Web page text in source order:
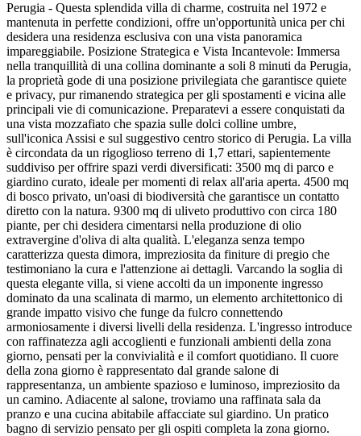
Perugia - Questa splendida villa di charme, costruita nel 1972 e
mantenuta in perfette condizioni, offre un'opportunità unica per chi
desidera una residenza esclusiva con una vista panoramica
impareggiabile. Posizione Strategica e Vista Incantevole: Immersa
nella tranquillità di una collina dominante a soli 8 minuti da Perugia,
la proprietà gode di una posizione privilegiata che garantisce quiete
e privacy, pur rimanendo strategica per gli spostamenti e vicina alle
principali vie di comunicazione. Preparatevi a essere conquistati da
una vista mozzafiato che spazia sulle dolci colline umbre,
sull'iconica Assisi e sul suggestivo centro storico di Perugia. La villa
è circondata da un rigoglioso terreno di 1,7 ettari, sapientemente
suddiviso per offrire spazi verdi diversificati: 3500 mq di parco e
giardino curato, ideale per momenti di relax all'aria aperta. 4500 mq
di bosco privato, un'oasi di biodiversità che garantisce un contatto
diretto con la natura. 9300 mq di uliveto produttivo con circa 180
piante, per chi desidera cimentarsi nella produzione di olio
extravergine d'oliva di alta qualità. L'eleganza senza tempo
caratterizza questa dimora, impreziosita da finiture di pregio che
testimoniano la cura e l'attenzione ai dettagli. Varcando la soglia di
questa elegante villa, si viene accolti da un imponente ingresso
dominato da una scalinata di marmo, un elemento architettonico di
grande impatto visivo che funge da fulcro connettendo
armoniosamente i diversi livelli della residenza. L'ingresso introduce
con raffinatezza agli accoglienti e funzionali ambienti della zona
giorno, pensati per la convivialità e il comfort quotidiano. Il cuore
della zona giorno è rappresentato dal grande salone di
rappresentanza, un ambiente spazioso e luminoso, impreziosito da
un camino. Adiacente al salone, troviamo una raffinata sala da
pranzo e una cucina abitabile affacciate sul giardino. Un pratico
bagno di servizio pensato per gli ospiti completa la zona giorno.